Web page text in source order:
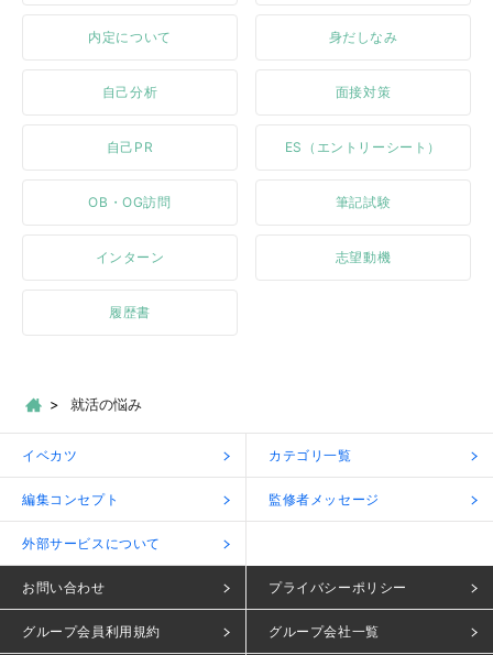
内定について 身だしなみ
自己分析 面接対策
自己PR ES（エントリーシート）
OB・OG訪問 筆記試験
インターン 志望動機
履歴書
就活の悩み
イベカツ カテゴリ一覧
編集コンセプト 監修者メッセージ
外部サービスについて
お問い合わせ プライバシーポリシー
グループ会員利用規約 グループ会社一覧